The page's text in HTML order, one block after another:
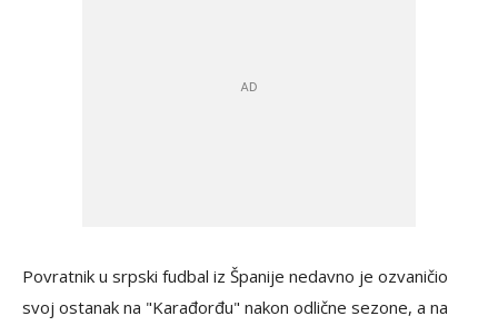
Povratnik u srpski fudbal iz Španije nedavno je ozvaničio
svoj ostanak na "Karađorđu" nakon odlične sezone, a na